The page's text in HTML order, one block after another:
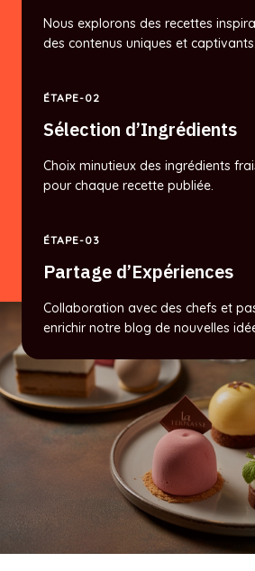
Nous explorons des recettes
des contenus uniques et captivants.
ÉTAPE-02
Sélection d’Ingrédients
Choix minutieux des ingrédients
pour chaque recette publiée.
ÉTAPE-03
Partage d’Expériences
Collaboration avec des chefs et
enrichir notre blog de nouvelles